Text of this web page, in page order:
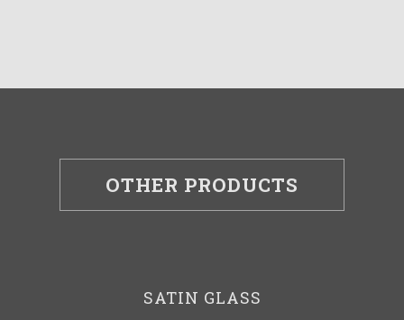
OTHER PRODUCTS
SATIN GLASS